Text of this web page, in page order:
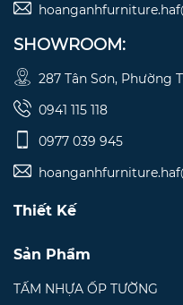
SHOWROOM:
287 Tân Sơn, Phường
0941 115 118
0977 039 945
Thiết Kế
Sản Phẩm
TẤM NHỰA ỐP TƯỜNG